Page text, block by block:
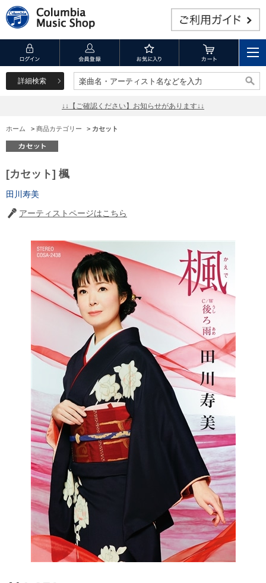
詳細検索 楽曲名・アーティスト名などを入力
楽曲名・アーティスト名などを入力
↓↓【ご確認ください】お知らせがあります↓↓
ホーム > 商品カテゴリー > カセット
[カセット] 楓
田川寿美
アーティストページはこちら